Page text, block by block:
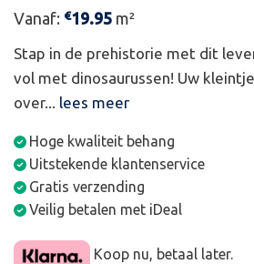
Vanaf: €19.95 m²
Stap in de prehistorie met dit
vol met dinosaurussen! Uw
over... lees meer
Hoge kwaliteit behang
Uitstekende klantenservice
Gratis verzending
Veilig betalen met iDeal
Koop nu, betaal later.